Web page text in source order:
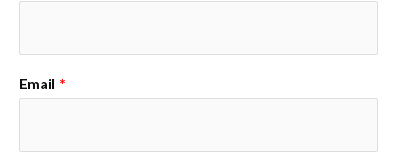
Email *